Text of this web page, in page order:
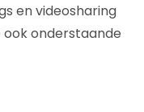
en videosharing
ook onderstaande